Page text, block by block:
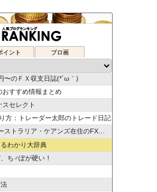
イント ブロ画
資家Vtuber編
〜のＦＸ収支日誌(*´ω｀)
おすすめ情報まとめ
スセレクト
方：トレーダー太郎のトレード日記
ラリア・ケアンズ在住のFXトレーダー
わかり大辞典
ち♂ぽが硬い！